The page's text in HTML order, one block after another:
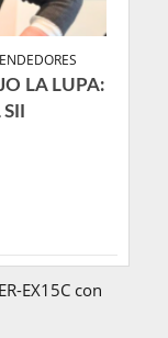
LA LUPA:
EX15C con